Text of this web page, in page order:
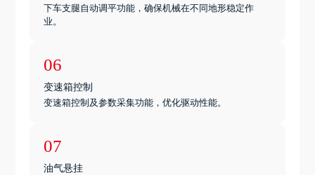
下车支腿自动调平功能，确保机械在不同地形稳定作
业。
06
变速箱控制
变速箱控制及参数采集功能，优化驱动性能。
07
油气悬挂